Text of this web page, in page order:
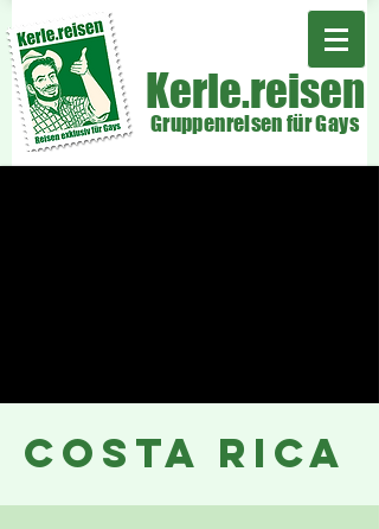
Kerle.reisen
Gruppenreisen für Gays
costa rica